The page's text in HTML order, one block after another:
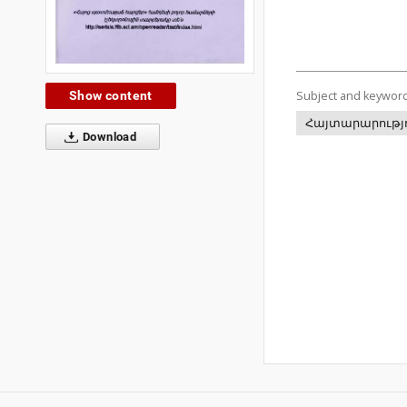
Show content
Download
Subject and